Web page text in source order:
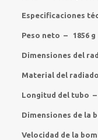
Especificaciones
Peso neto – 1856 g
Dimensiones del
Material del
Longitud del tubo –
Dimensiones de la
Velocidad de la